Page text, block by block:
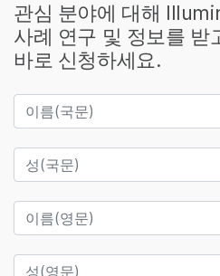
관심 분야에 대해
사례 연구 및 정보를 받
바로 신청하세요.